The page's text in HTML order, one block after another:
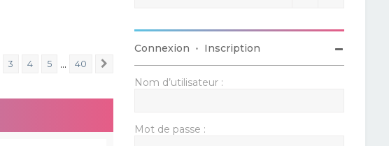
40
3 4 5 … 40 Suivant
Connexion • Inscription
Nom d’utilisateur :
Mot de passe :